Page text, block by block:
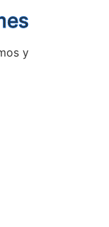
y